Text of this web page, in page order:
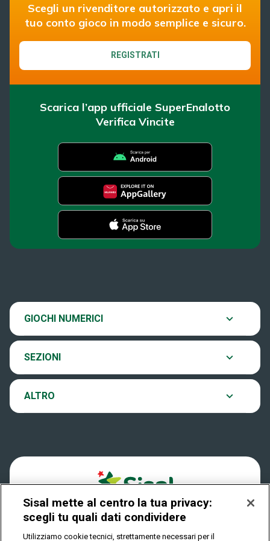
Scegli un rivenditore autorizzato e apri il
tuo conto gioco in modo semplice e sicuro.
REGISTRATI
Scarica l’app ufficiale SuperEnalotto
Verifica Vincite
GIOCHI NUMERICI
SuperEnalotto
EuroJackpot
VinciCasa
Play Your Date
SEZIONI
Scopri il gioco
Ultima estrazione
Archivio estrazioni
ALTRO
Contatti
Notifiche
Privacy
Sisal mette al centro la tua privacy:
scegli tu quali dati condividere
Utilizziamo cookie tecnici, strettamente necessari per il